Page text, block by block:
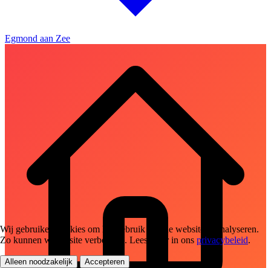
Egmond aan Zee
Wij gebruiken cookies om het gebruik van de website te analyseren.
Zo kunnen we de site verbeteren. Lees meer in ons privacybeleid.
Alleen noodzakelijk Accepteren